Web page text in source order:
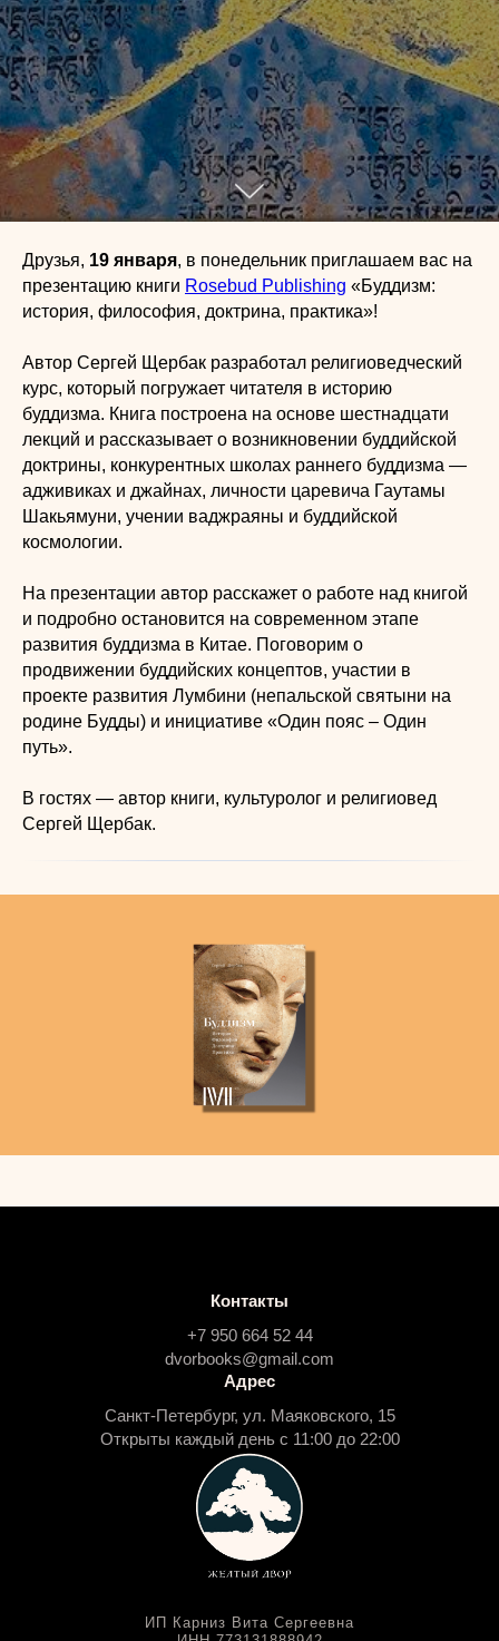
Друзья, 19 января, в понедельник приглашаем вас на
презентацию книги Rosebud Publishing «Буддизм:
история, философия, доктрина, практика»!
Автор Сергей Щербак разработал религиоведческий
курс, который погружает читателя в историю
буддизма. Книга построена на основе шестнадцати
лекций и рассказывает о возникновении буддийской
доктрины, конкурентных школах раннего буддизма —
адживиках и джайнах, личности царевича Гаутамы
Шакьямуни, учении ваджраяны и буддийской
космологии.
На презентации автор расскажет о работе над книгой
и подробно остановится на современном этапе
развития буддизма в Китае. Поговорим о
продвижении буддийских концептов, участии в
проекте развития Лумбини (непальской святыни на
родине Будды) и инициативе «Один пояс – Один
путь».
В гостях — автор книги, культуролог и религиовед
Сергей Щербак.
Контакты
+7 950 664 52 44
dvorbooks@gmail.com
Адрес
Санкт-Петербург, ул. Маяковского, 15
Открыты каждый день с 11:00 до 22:00
ИП Карниз Вита Сергеевна